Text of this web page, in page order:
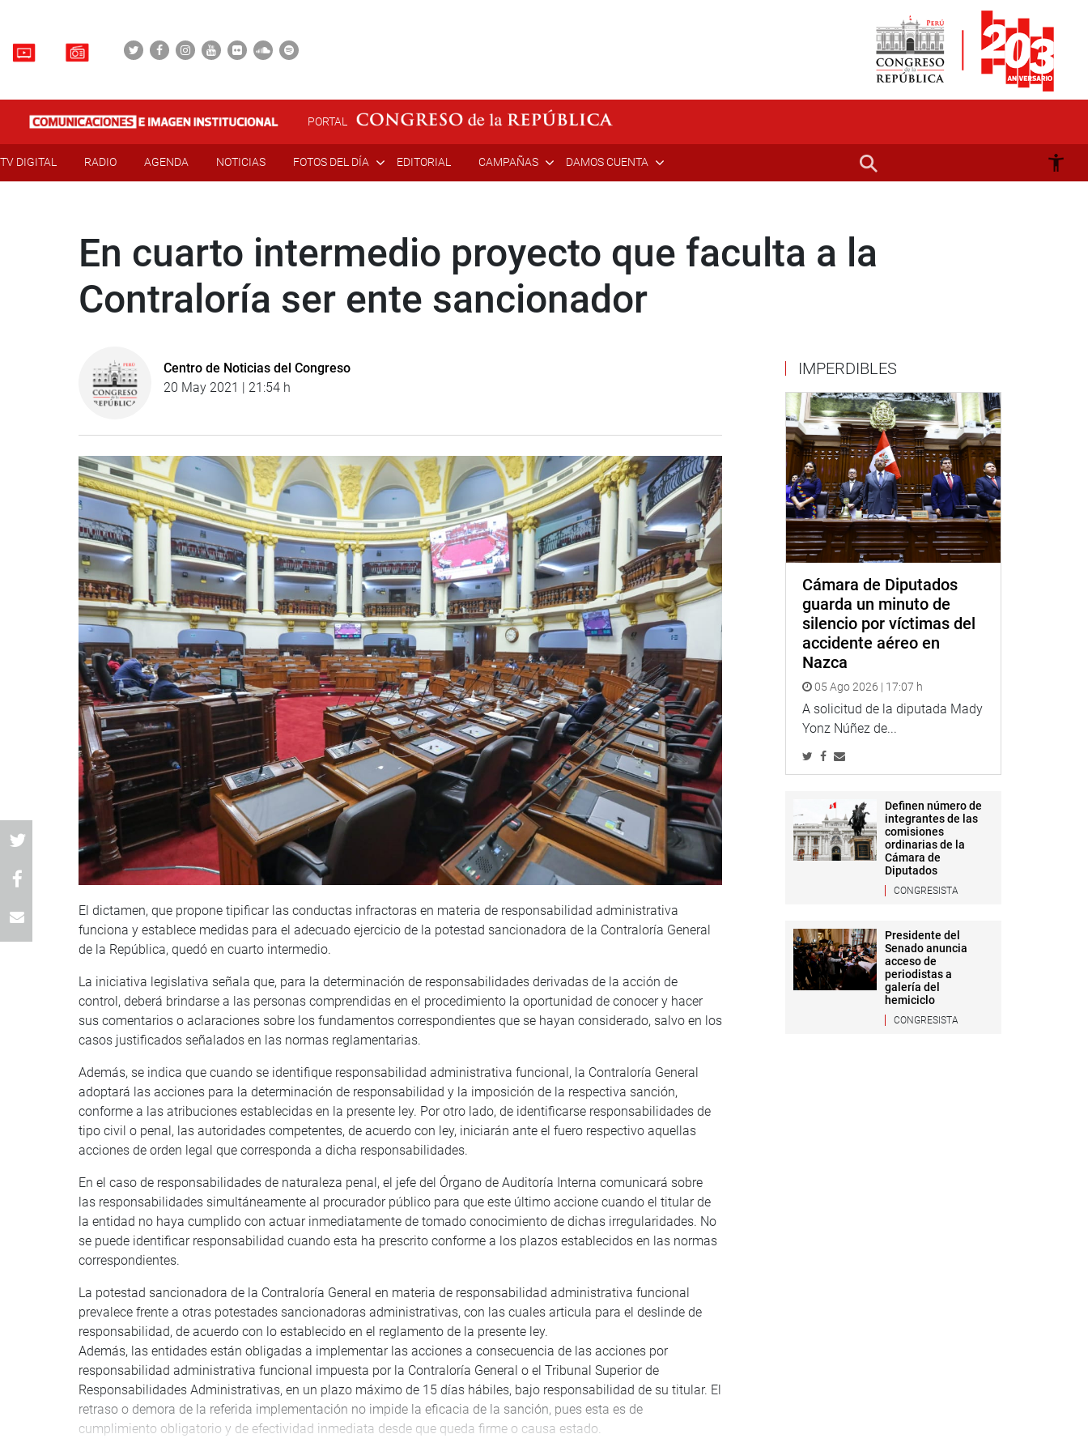
PORTAL
TV DIGITAL RADIO AGENDA NOTICIAS FOTOS DEL DÍA EDITORIAL CAMPAÑAS DAMOS CUENTA
En cuarto intermedio proyecto que faculta a la
Contraloría ser ente sancionador
Centro de Noticias del Congreso
20 May 2021 | 21:54 h
El dictamen, que propone tipificar las conductas infractoras en materia de responsabilidad administrativa
funciona y establece medidas para el adecuado ejercicio de la potestad sancionadora de la Contraloría General
de la República, quedó en cuarto intermedio.
La iniciativa legislativa señala que, para la determinación de responsabilidades derivadas de la acción de
control, deberá brindarse a las personas comprendidas en el procedimiento la oportunidad de conocer y hacer
sus comentarios o aclaraciones sobre los fundamentos correspondientes que se hayan considerado, salvo en los
casos justificados señalados en las normas reglamentarias.
Además, se indica que cuando se identifique responsabilidad administrativa funcional, la Contraloría General
adoptará las acciones para la determinación de responsabilidad y la imposición de la respectiva sanción,
conforme a las atribuciones establecidas en la presente ley. Por otro lado, de identificarse responsabilidades de
tipo civil o penal, las autoridades competentes, de acuerdo con ley, iniciarán ante el fuero respectivo aquellas
acciones de orden legal que corresponda a dicha responsabilidades.
En el caso de responsabilidades de naturaleza penal, el jefe del Órgano de Auditoría Interna comunicará sobre
las responsabilidades simultáneamente al procurador público para que este último accione cuando el titular de
la entidad no haya cumplido con actuar inmediatamente de tomado conocimiento de dichas irregularidades. No
se puede identificar responsabilidad cuando esta ha prescrito conforme a los plazos establecidos en las normas
correspondientes.
La potestad sancionadora de la Contraloría General en materia de responsabilidad administrativa funcional
prevalece frente a otras potestades sancionadoras administrativas, con las cuales articula para el deslinde de
responsabilidad, de acuerdo con lo establecido en el reglamento de la presente ley.
Además, las entidades están obligadas a implementar las acciones a consecuencia de las acciones por
responsabilidad administrativa funcional impuesta por la Contraloría General o el Tribunal Superior de
Responsabilidades Administrativas, en un plazo máximo de 15 días hábiles, bajo responsabilidad de su titular. El
retraso o demora de la referida implementación no impide la eficacia de la sanción, pues esta es de
cumplimiento obligatorio y de efectividad inmediata desde que queda firme o causa estado.
IMPERDIBLES
Cámara de Diputados
guarda un minuto de
silencio por víctimas del
accidente aéreo en
Nazca
05 Ago 2026 | 17:07 h
A solicitud de la diputada Mady
Yonz Núñez de...
Definen número de
integrantes de las
comisiones
ordinarias de la
Cámara de
Diputados
CONGRESISTA
Presidente del
Senado anuncia
acceso de
periodistas a
galería del
hemiciclo
CONGRESISTA